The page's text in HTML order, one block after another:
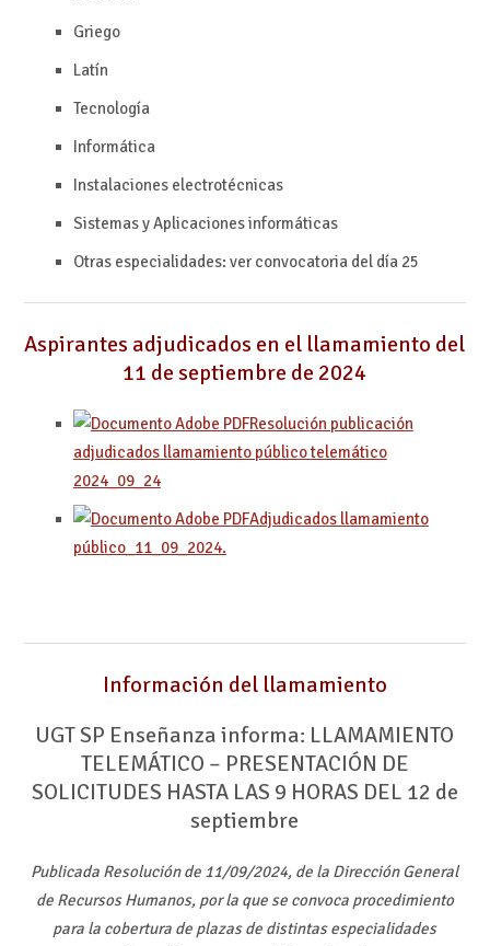
Griego
Latín
Tecnología
Informática
Instalaciones electrotécnicas
Sistemas y Aplicaciones informáticas
Otras especialidades: ver convocatoria del día 25
Aspirantes adjudicados en el llamamiento del
11 de septiembre de 2024
Resolución publicación
adjudicados llamamiento público telemático
2024_09_24
Adjudicados llamamiento
público_11_09_2024.
Información del llamamiento
UGT SP Enseñanza informa: LLAMAMIENTO
TELEMÁTICO – PRESENTACIÓN DE
SOLICITUDES HASTA LAS 9 HORAS DEL 12 de
septiembre
Publicada Resolución de 11/09/2024, de la Dirección General
de Recursos Humanos, por la que se convoca procedimiento
para la cobertura de plazas de distintas especialidades